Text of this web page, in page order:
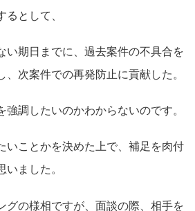
るとして、
い期日までに、過去案件の不具合を
、次案件での再発防止に貢献した。
強調したいのかわからないのです。
いことかを決めた上で、補足を肉付
いました。
グの様相ですが、面談の際、相手を